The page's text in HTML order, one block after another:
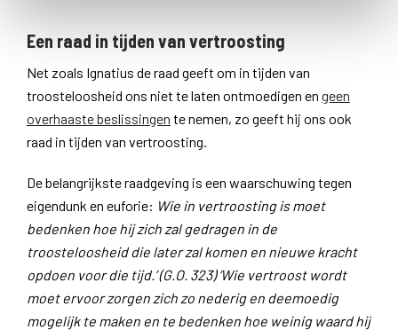
Een raad in tijden van vertroosting
Net zoals Ignatius de raad geeft om in tijden van
troosteloosheid ons niet te laten ontmoedigen en geen
overhaaste beslissingen te nemen, zo geeft hij ons ook
raad in tijden van vertroosting.
De belangrijkste raadgeving is een waarschuwing tegen
eigendunk en euforie: Wie in vertroosting is moet
bedenken hoe hij zich zal gedragen in de
troosteloosheid die later zal komen en nieuwe kracht
opdoen voor die tijd.’ (G.O. 323)‘Wie vertroost wordt
moet ervoor zorgen zich zo nederig en deemoedig
mogelijk te maken en te bedenken hoe weinig waard hij